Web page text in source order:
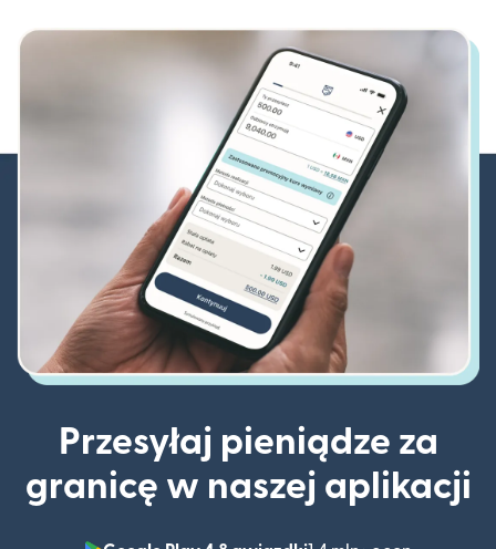
Przesyłaj pieniądze za
granicę w naszej aplikacji